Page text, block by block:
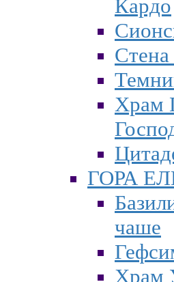
Кардо
Стена
Храм
ГОРА
чаше
Храм